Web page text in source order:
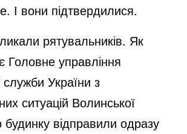
І вони підтвердилися.
рятувальників. Як
Головне управління
України з
ситуацій Волинської
будинку відправили одразу